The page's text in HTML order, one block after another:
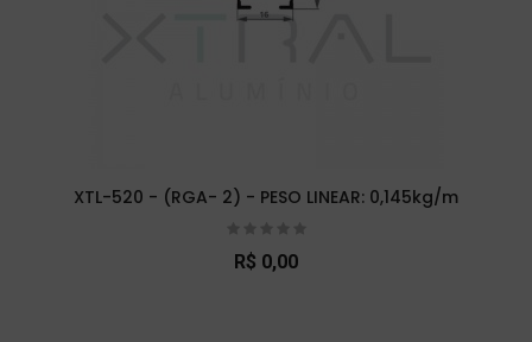
XTL-520 - (RGA- 2) - PESO LINEAR: 0,145kg/m
R$ 0,00